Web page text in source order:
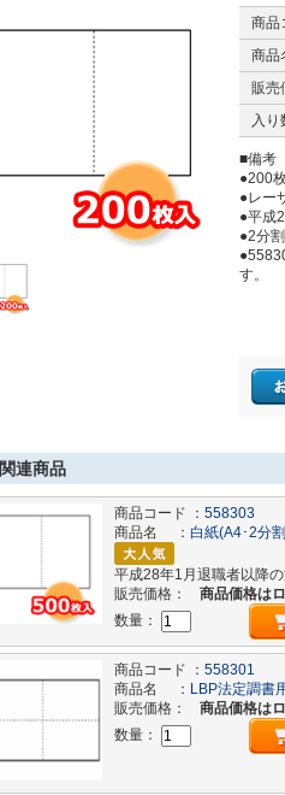
商品
商品
販売
入り
■備考
●200
●レー
●平成
●2分
す。
関連商品
商品コード ： 558303
商品名 ： 白紙(A4･2分
平成28年1月退職者以降
販売価格：
商品価格は
数量：
商品コード ： 558301
商品名 ： LBP法定調書
販売価格：
商品価格は
数量：